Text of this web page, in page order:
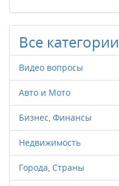
Все категории
Видео вопросы
Авто и Мото
Бизнес, Финансы
Недвижимость
Города, Страны